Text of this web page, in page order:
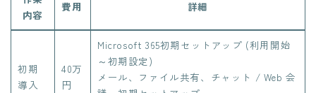
内容
費用 詳細
初期
導入
40万
円
Microsoft 365初期セットアップ (利用開始
～初期設定)​
メール、ファイル共有、チャット / Web 会